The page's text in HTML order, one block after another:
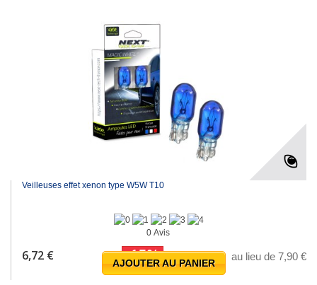
Veilleuses effet xenon type W5W T10
0 Avis
6,72 € au lieu de 7,90 €
-15%
AJOUTER AU PANIER